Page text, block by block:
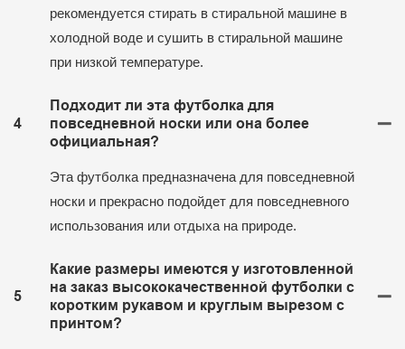
рекомендуется стирать в стиральной машине в
холодной воде и сушить в стиральной машине
при низкой температуре.
4
Подходит ли эта футболка для
повседневной носки или она более
официальная?
Эта футболка предназначена для повседневной
носки и прекрасно подойдет для повседневного
использования или отдыха на природе.
5
Какие размеры имеются у изготовленной
на заказ высококачественной футболки с
коротким рукавом и круглым вырезом с
принтом?